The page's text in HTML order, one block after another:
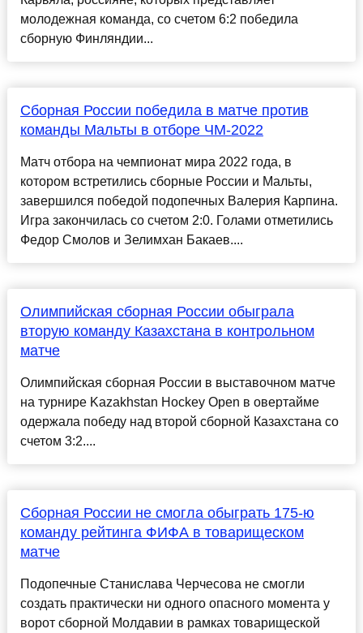
молодежная команда, со счетом 6:2 победила
сборную Финляндии...
Сборная России победила в матче против
команды Мальты в отборе ЧМ-2022
Матч отбора на чемпионат мира 2022 года, в
котором встретились сборные России и Мальты,
завершился победой подопечных Валерия Карпина.
Игра закончилась со счетом 2:0. Голами отметились
Федор Смолов и Зелимхан Бакаев....
Олимпийская сборная России обыграла
вторую команду Казахстана в контрольном
матче
Олимпийская сборная России в выставочном матче
на турнире Kazakhstan Hockey Open в овертайме
одержала победу над второй сборной Казахстана со
счетом 3:2....
Сборная России не смогла обыграть 175-ю
команду рейтинга ФИФА в товарищеском
матче
Подопечные Станислава Черчесова не смогли
создать практически ни одного опасного момента у
ворот сборной Молдавии в рамках товарищеской